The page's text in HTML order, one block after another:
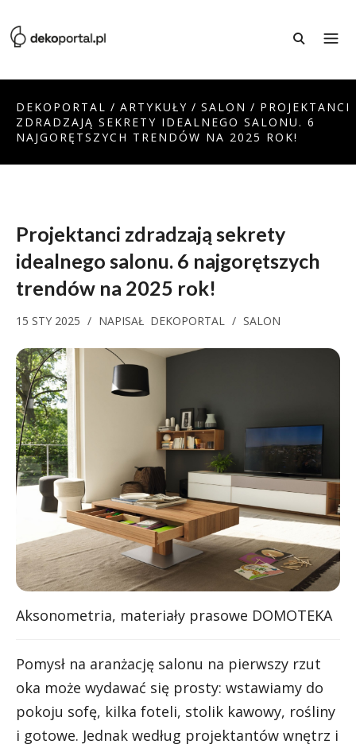
DEKOPORTAL / ARTYKUŁY / SALON / PROJEKTANCI
ZDRADZAJĄ SEKRETY IDEALNEGO SALONU. 6
NAJGORĘTSZYCH TRENDÓW NA 2025 ROK!
Projektanci zdradzają sekrety
idealnego salonu. 6 najgorętszych
trendów na 2025 rok!
15 STY 2025 / NAPISAŁ DEKOPORTAL / SALON
Aksonometria, materiały prasowe DOMOTEKA
Pomysł na aranżację salonu na pierwszy rzut
oka może wydawać się prosty: wstawiamy do
pokoju sofę, kilka foteli, stolik kawowy, rośliny
i gotowe. Jednak według projektantów wnętrz i